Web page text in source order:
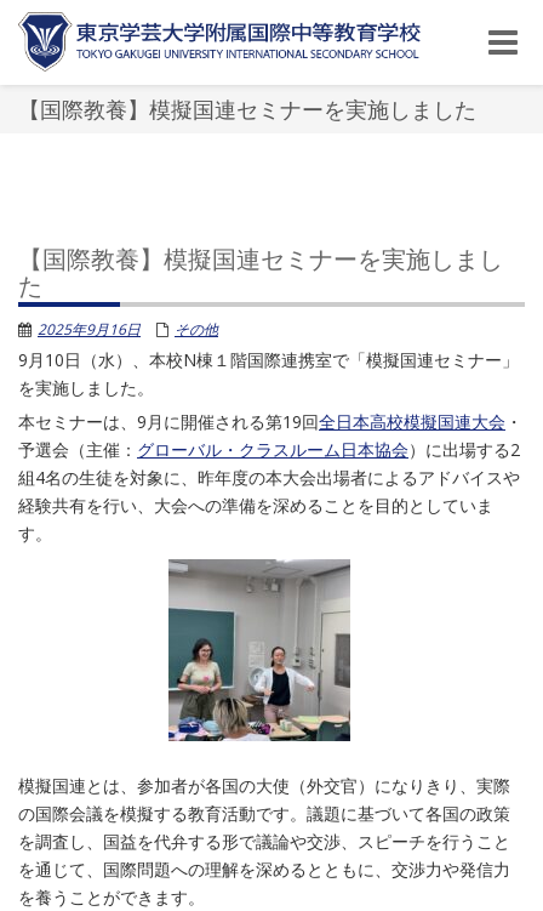
Toggle
【国際教養】模擬国連セミナーを実施しました
【国際教養】模擬国連セミナーを実施しまし
た
2025年9月16日 その他
9月10日（水）、本校N棟１階国際連携室で「模擬国連セミナー」
を実施しました。
本セミナーは、9月に開催される第19回全日本高校模擬国連大会 ・
予選会（主催： グローバル・クラスルーム日本協会）に出場する2
組4名の生徒を対象に、昨年度の本大会出場者によるアドバイスや
経験共有を行い、大会への準備を深めることを目的としていま
す。
模擬国連とは、参加者が各国の大使（外交官）になりきり、実際
の国際会議を模擬する教育活動です。議題に基づいて各国の政策
を調査し、国益を代弁する形で議論や交渉、スピーチを行うこと
を通じて、国際問題への理解を深めるとともに、交渉力や発信力
を養うことができます。